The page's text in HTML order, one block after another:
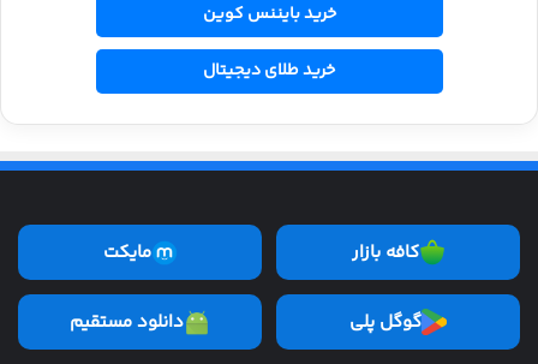
خرید بایننس کوین
خرید طلای دیجیتال
کافه بازار مایکت
گوگل پلی دانلود مستقیم